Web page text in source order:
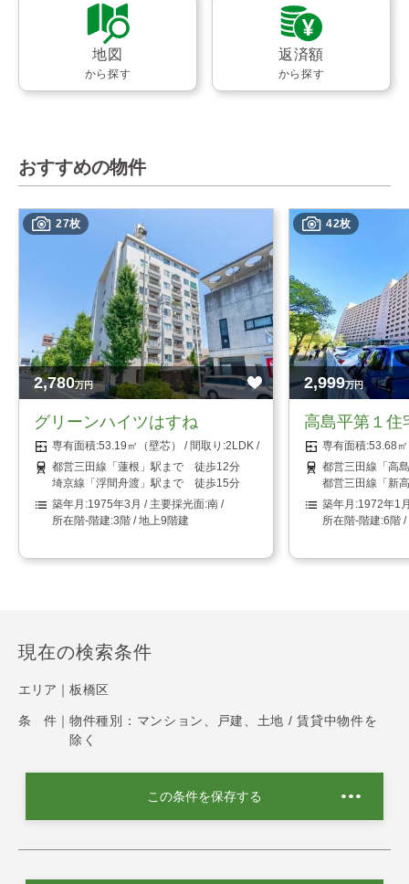
地図
から探す
返済額
から探す
おすすめの物件
27枚
2,780万円
グリーンハイツはすね
53.19㎡（壁芯）
2LDK
都営三田線「蓮根」駅まで 徒歩12分
埼京線「浮間舟渡」駅まで 徒歩15分
1975年3月
南
3階 / 地上9階建
42枚
2,999万円
高島平第１住
53.68
都営三田線「高
都営三田線「新
1972年1
6階 /
現在の検索条件
エリア｜ 板橋区
条 件｜ 物件種別：マンション、戸建、土地 / 賃貸中物件を
除く
この条件を保存する